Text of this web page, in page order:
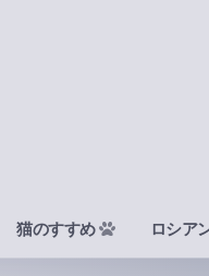
猫のすすめ ロシア